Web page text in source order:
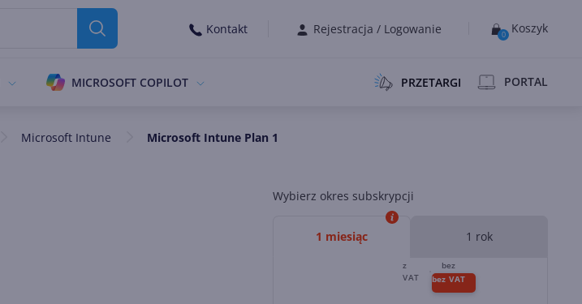
Kontakt Rejestracja / Logowanie 0 Koszyk
MICROSOFT COPILOT PRZETARGI PORTAL
Microsoft Intune Microsoft Intune Plan 1
Wybierz okres subskrypcji
1 miesiąc 1 rok